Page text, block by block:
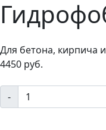
Для бетона, кирпича
4450 руб.
-